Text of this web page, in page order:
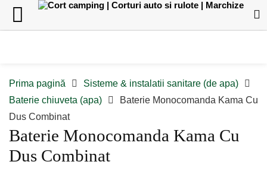
Prima pagină
Sisteme & instalatii sanitare (de apa)
Baterie chiuveta (apa)
Baterie Monocomanda Kama Cu
Dus Combinat
Baterie Monocomanda Kama Cu
Dus Combinat